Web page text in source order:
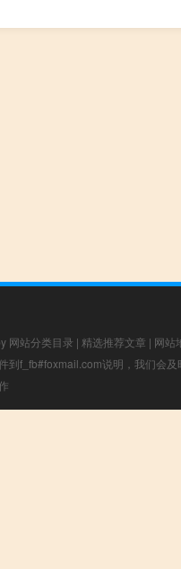
网站分类目录 | 精选推荐文章 | 网站
到f_fb#foxmail.com说明，我们会及